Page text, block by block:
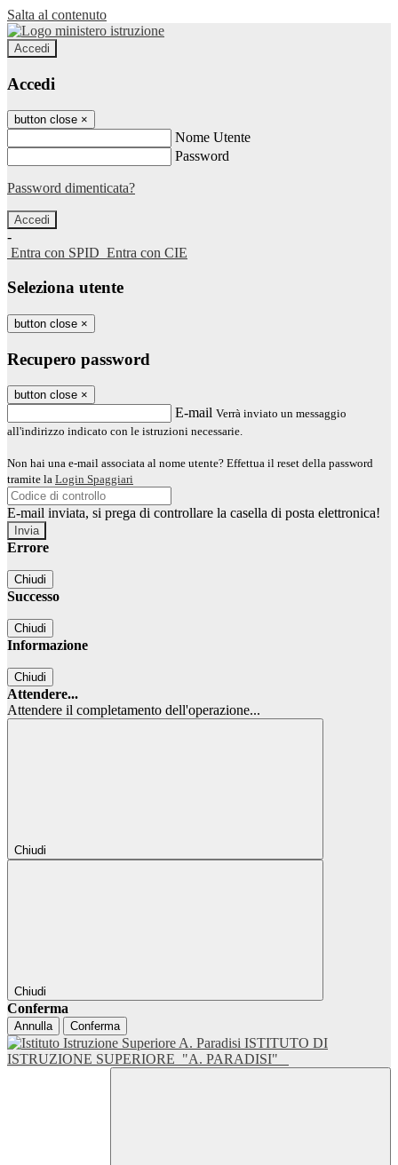
Salta al contenuto
Accedi
Accedi
button close ×
Nome Utente
Password
Password dimenticata?
-
Entra con SPID Entra con CIE
Seleziona utente
button close ×
Recupero password
button close ×
E-mail Verrà inviato un messaggio
all'indirizzo indicato con le istruzioni necessarie.
Non hai una e-mail associata al nome utente? Effettua il reset della password
tramite la Login Spaggiari
E-mail inviata, si prega di controllare la casella di posta elettronica!
Errore
Chiudi
Successo
Chiudi
Informazione
Chiudi
Attendere...
Attendere il completamento dell'operazione...
Chiudi
Chiudi
Conferma
Annulla Conferma
ISTITUTO DI
ISTRUZIONE SUPERIORE "A. PARADISI"